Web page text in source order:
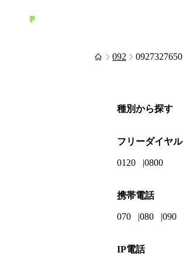
092 0927327650
種別から探す
フリーダイヤル
0120 0800
携帯電話
070 080 090
IP電話